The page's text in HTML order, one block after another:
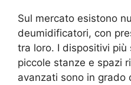
Sul mercato esistono
deumidificatori, con
tra loro. I dispositivi
piccole stanze e spazi
avanzati sono in grado